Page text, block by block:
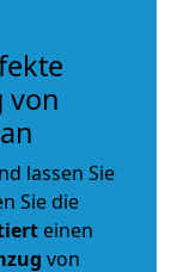
von
lassen Sie
Sie die
einen
von